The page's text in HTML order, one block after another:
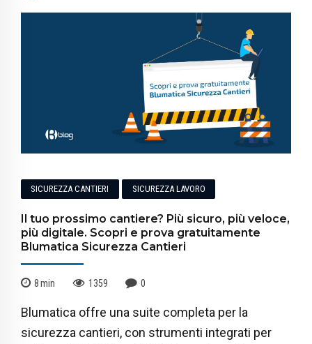
SICUREZZA CANTIERI SICUREZZA LAVORO
Il tuo prossimo cantiere? Più sicuro, più veloce,
più digitale. Scopri e prova gratuitamente
Blumatica Sicurezza Cantieri
8min 1359 0
Blumatica offre una suite completa per la
sicurezza cantieri, con strumenti integrati per